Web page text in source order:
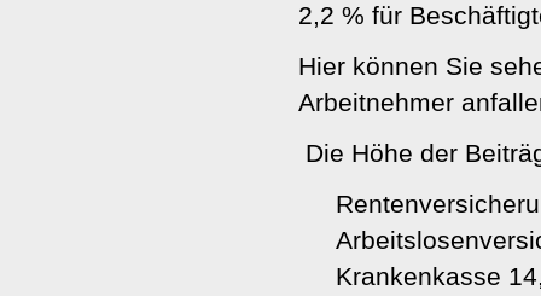
2,2 % für
Hier können Sie
Arbeitnehmer
Die Höhe der
Krankenkasse